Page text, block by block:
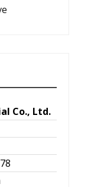
Co., Ltd.